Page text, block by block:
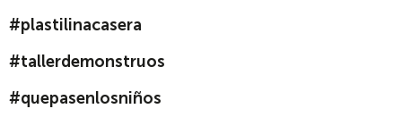
#plastilinacasera
#tallerdemonstruos
#quepasenlosniños